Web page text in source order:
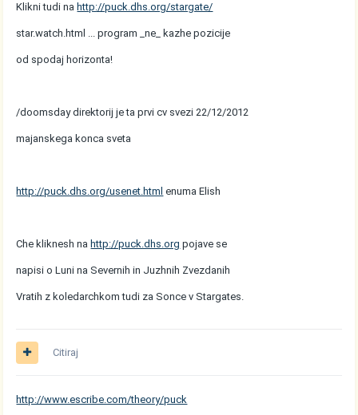
Klikni tudi na http://puck.dhs.org/stargate/
star.watch.html ... program _ne_ kazhe pozicije
od spodaj horizonta!
/doomsday direktorij je ta prvi cv svezi 22/12/2012
majanskega konca sveta
http://puck.dhs.org/usenet.html enuma Elish
Che kliknesh na http://puck.dhs.org pojave se
napisi o Luni na Severnih in Juzhnih Zvezdanih
Vratih z koledarchkom tudi za Sonce v Stargates.
Citiraj
http://www.escribe.com/theory/puck